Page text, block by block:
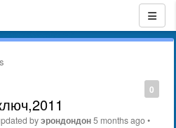
0
byэрондондон5 months ago•